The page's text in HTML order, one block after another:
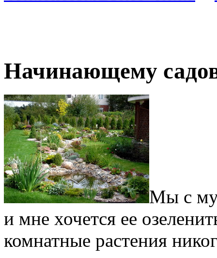
Начинающему
Мы с
и мне хочется ее
комнатные растения